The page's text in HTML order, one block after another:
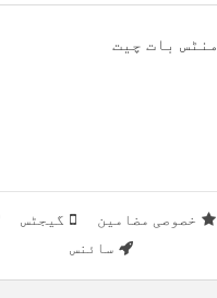
بات چیت
خصوصی مضامین گیجٹس
سائنس